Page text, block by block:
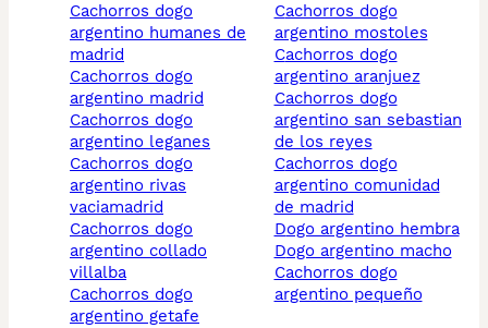
cachorros dogo
argentino humanes de
madrid
cachorros dogo
argentino madrid
cachorros dogo
argentino leganes
cachorros dogo
argentino rivas
vaciamadrid
cachorros dogo
argentino collado
villalba
cachorros dogo
argentino getafe
cachorros dogo
argentino mostoles
cachorros dogo
argentino aranjuez
cachorros dogo
argentino san sebastian
de los reyes
cachorros dogo
argentino comunidad
de madrid
dogo argentino hembra
dogo argentino macho
cachorros dogo
argentino pequeño